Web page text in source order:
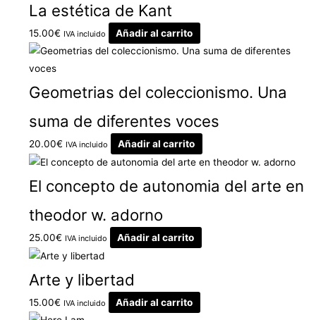
La estética de Kant
15.00€ IVA incluido Añadir al carrito
Geometrias del coleccionismo. Una
suma de diferentes voces
20.00€ IVA incluido Añadir al carrito
El concepto de autonomia del arte en
theodor w. adorno
25.00€ IVA incluido Añadir al carrito
Arte y libertad
15.00€ IVA incluido Añadir al carrito